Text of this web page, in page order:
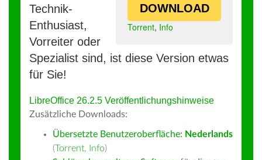
DOWNLOAD
Torrent, Info
Technik-
Enthusiast,
Vorreiter oder
Spezialist sind, ist diese Version etwas
für Sie!
LibreOffice 26.2.5 Veröffentlichungshinweise
Zusätzliche Downloads:
Übersetzte Benutzeroberfläche: Nederlands
(Torrent, Info)